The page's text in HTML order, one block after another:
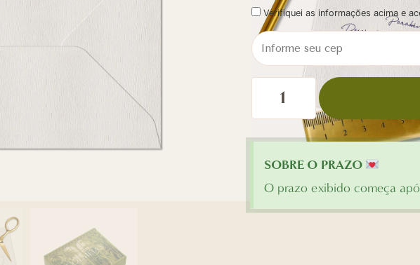
Verifiquei as informações acima e
SOBRE O PRAZO
O prazo exibido começa